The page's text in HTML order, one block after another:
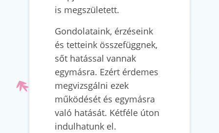
is megszületett.
Gondolataink, érzéseink
és tetteink összefüggnek,
sőt hatással vannak
egymásra. Ezért érdemes
megvizsgálni ezek
működését és egymásra
való hatását. Kétféle úton
indulhatunk el.